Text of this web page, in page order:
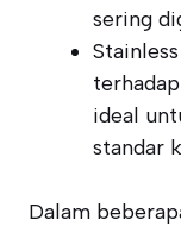
sering
ideal
standar
Dalam